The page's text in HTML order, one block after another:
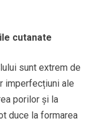
cutanate
sunt extrem de
imperfecțiuni ale
porilor și la
duce la formarea